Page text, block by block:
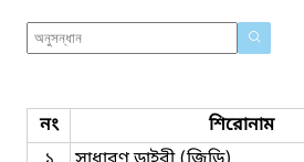
নং শিরোনাম